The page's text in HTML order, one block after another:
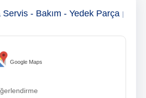
- Bakım - Yedek Parça |
Google Maps